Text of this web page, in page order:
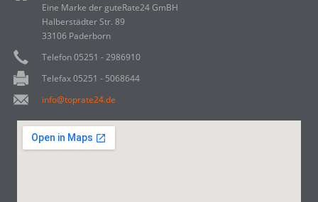
Eine Marke der guteRate24 GmBH
Halberstädter Str. 89
33106 Paderborn
Telefon 05251 - 2986910
Telefax 05251 - 5068644
info@toprate24.de